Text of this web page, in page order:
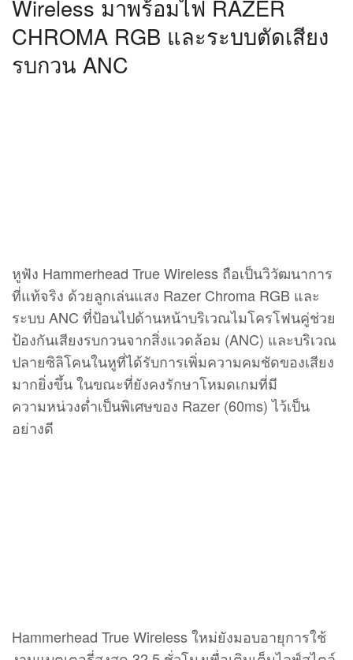
มากยิ่งขึ้น ในขณะที่ยังคงรักษาโหมดเกมที่มี
ความหน่วงต่ำเป็นพิเศษของ Razer (60ms) ไว้เป็น
อย่างดี
Hammerhead True Wireless ใหม่ยังมอบอายุการใช้
งานแบตเตอรี่สูงสุด 32.5 ชั่วโมงเพื่อเติมเต็มไลฟ์สไตล์
ที่ไม่หยุดนิ่งของนักเล่นเกม เพิ่มประสบการณ์ด้านเสียง
ที่มีคุณภาพมากยิ่งขึ้นด้วยการเชื่อมต่อกับแอป Razer